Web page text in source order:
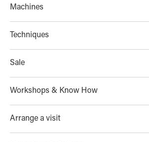
Machines
Techniques
Sale
Workshops & Know How
Arrange a visit